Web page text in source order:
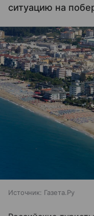
ситуацию на
Источник: Газета.Ру